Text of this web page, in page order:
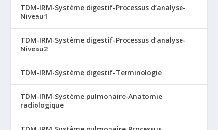
TDM-IRM-Système digestif-Processus d’analyse-
Niveau1
TDM-IRM-Système digestif-Processus d’analyse-
Niveau2
TDM-IRM-Système digestif-Terminologie
TDM-IRM-Système pulmonaire-Anatomie
radiologique